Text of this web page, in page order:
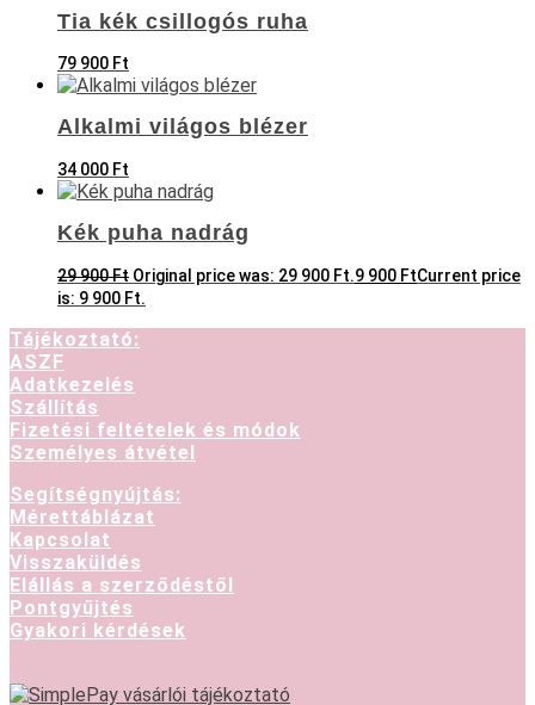
Tia kék csillogós ruha
79 900 Ft
Alkalmi világos blézer
34 000 Ft
Kék puha nadrág
29 900Ft Original price was: 29 900 Ft.9 900 FtCurrent price
is: 9 900 Ft.
Tájékoztató:
ASZF
Adatkezelés
Szállítás
Fizetési feltételek és módok
Személyes átvétel
Segítségnyújtás:
Mérettáblázat
Kapcsolat
Visszaküldés
Elállás a szerződéstől
Pontgyűjtés
Gyakori kérdések